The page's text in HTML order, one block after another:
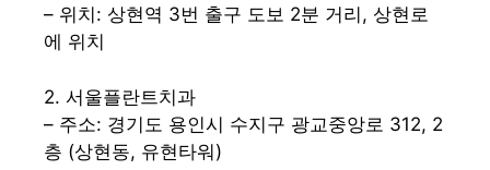
– 위치: 상현역 3번 출구 도보 2분 거리, 상현로
에 위치
2. 서울플란트치과
– 주소: 경기도 용인시 수지구 광교중앙로 312, 2
층 (상현동, 유현타워)